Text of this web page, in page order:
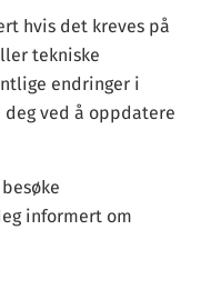
hvis det kreves på
tekniske
endringer i
ved å oppdatere
informert om